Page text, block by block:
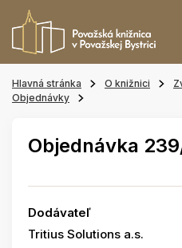
Hlavná stránka O knižnici
Objednávky
Objednávka
Dodávateľ
Tritius Solutions a.s.